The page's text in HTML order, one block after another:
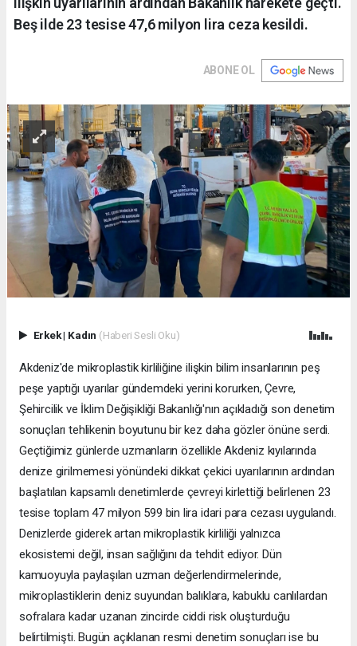
Beş ilde 23 tesise 47,6 milyon lira ceza kesildi.
ABONE OL
Erkek| Kadın (Haberi Sesli Oku)
Akdeniz'de mikroplastik kirliliğine ilişkin bilim insanlarının peş
peşe yaptığı uyarılar gündemdeki yerini korurken, Çevre,
Şehircilik ve İklim Değişikliği Bakanlığı'nın açıkladığı son denetim
sonuçları tehlikenin boyutunu bir kez daha gözler önüne serdi.
Geçtiğimiz günlerde uzmanların özellikle Akdeniz kıyılarında
denize girilmemesi yönündeki dikkat çekici uyarılarının ardından
başlatılan kapsamlı denetimlerde çevreyi kirlettiği belirlenen 23
tesise toplam 47 milyon 599 bin lira idari para cezası uygulandı.
Denizlerde giderek artan mikroplastik kirliliği yalnızca
ekosistemi değil, insan sağlığını da tehdit ediyor. Dün
kamuoyuyla paylaşılan uzman değerlendirmelerinde,
mikroplastiklerin deniz suyundan balıklara, kabuklu canlılardan
sofralara kadar uzanan zincirde ciddi risk oluşturduğu
belirtilmişti. Bugün açıklanan resmi denetim sonuçları ise bu